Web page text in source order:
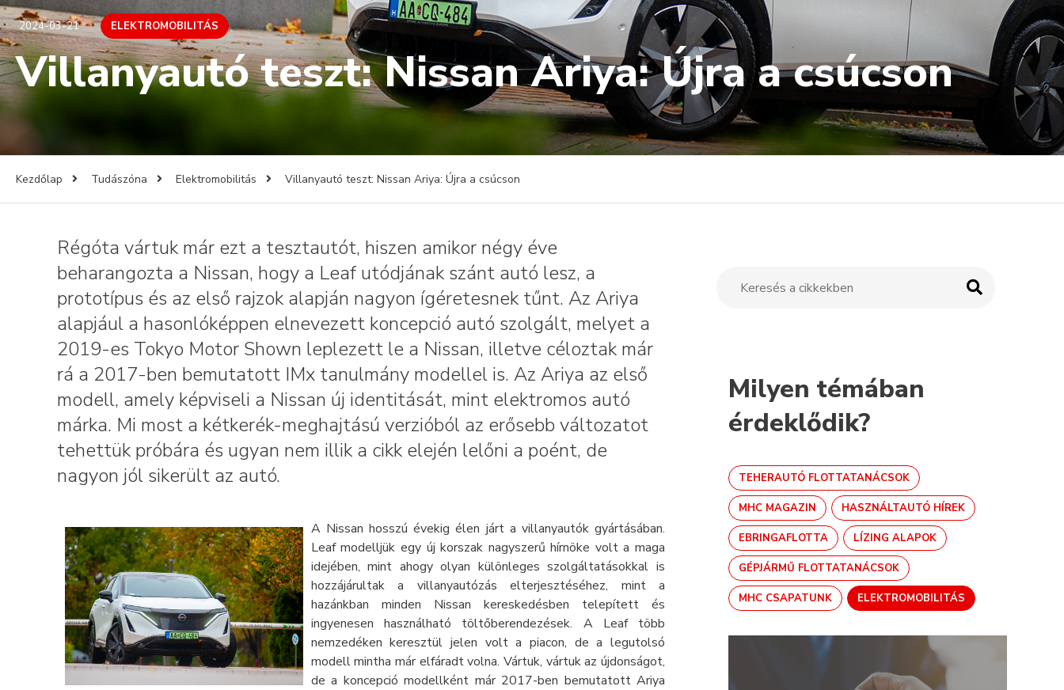
2024-03-21 ELEKTROMOBILITÁS
Villanyautó teszt: Nissan Ariya: Újra a csúcson
Kezdőlap Tudászóna Elektromobilitás Villanyautó teszt: Nissan Ariya: Újra a csúcson
Régóta vártuk már ezt a tesztautót, hiszen amikor négy éve
beharangozta a Nissan, hogy a Leaf utódjának szánt autó lesz, a
prototípus és az első rajzok alapján nagyon ígéretesnek tűnt. Az Ariya
alapjául a hasonlóképpen elnevezett koncepció autó szolgált, melyet a
2019-es Tokyo Motor Shown leplezett le a Nissan, illetve céloztak már
rá a 2017-ben bemutatott IMx tanulmány modellel is. Az Ariya az első
modell, amely képviseli a Nissan új identitását, mint elektromos autó
márka. Mi most a kétkerék-meghajtású verzióból az erősebb változatot
tehettük próbára és ugyan nem illik a cikk elején lelőni a poént, de
nagyon jól sikerült az autó.
A Nissan hosszú évekig élen járt a villanyautók gyártásában.
Leaf modelljük egy új korszak nagyszerű hírnöke volt a maga
idejében, mint ahogy olyan különleges szolgáltatásokkal is
hozzájárultak a villanyautózás elterjesztéséhez, mint a
hazánkban minden Nissan kereskedésben telepített és
ingyenesen használható töltőberendezések. A Leaf több
nemzedéken keresztül jelen volt a piacon, de a legutolsó
modell mintha már elfáradt volna. Vártuk, vártuk az újdonságot,
de a koncepció modellként már 2017-ben bemutatott Ariya
Milyen témában
érdeklődik?
TEHERAUTÓ FLOTTATANÁCSOK
MHC MAGAZIN HASZNÁLTAUTÓ HÍREK
EBRINGAFLOTTA LÍZING ALAPOK
GÉPJÁRMŰ FLOTTATANÁCSOK
MHC CSAPATUNK ELEKTROMOBILITÁS